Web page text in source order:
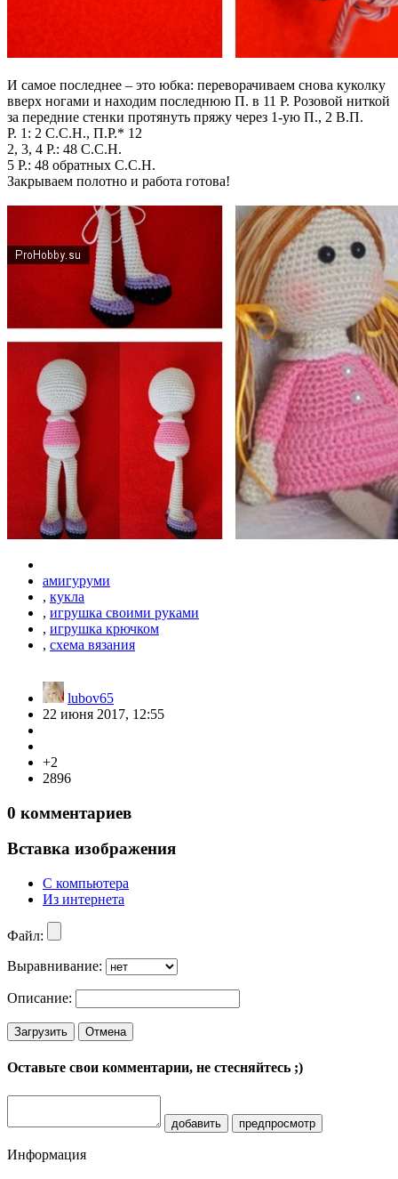
И самое последнее – это юбка: переворачиваем снова куколку
вверх ногами и находим последнюю П. в 11 Р. Розовой ниткой
за передние стенки протянуть пряжу через 1-ую П., 2 В.П.
Р. 1: 2 С.С.Н., П.Р.* 12
2, 3, 4 Р.: 48 С.С.Н.
5 Р.: 48 обратных С.С.Н.
Закрываем полотно и работа готова!
амигуруми
, кукла
, игрушка своими руками
, игрушка крючком
, схема вязания
lubov65
22 июня 2017, 12:55
+2
2896
0 комментариев
Вставка изображения
С компьютера
Из интернета
Файл:
Выравнивание:
Описание:
Загрузить Отмена
Оставьте свои комментарии, не стесняйтесь ;)
добавить предпросмотр
Информация